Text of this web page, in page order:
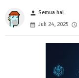
person Semua hal
Juli 24, 2025